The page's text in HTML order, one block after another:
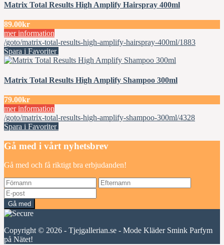
Matrix Total Results High Amplify Hairspray 400ml
89.00kr
mer information
/goto/matrix-total-results-high-amplify-hairspray-400ml/1883
Spara i Favoriter
Matrix Total Results High Amplify Shampoo 300ml
79.00kr
mer information
/goto/matrix-total-results-high-amplify-shampoo-300ml/4328
Spara i Favoriter
Gå med i vårt nyhetsbrev
Gå med och få riktigt bra erbjudanden!
Gå med
Copyright © 2026 - Tjejgallerian.se - Mode Kläder Smink Parfym
på Nätet!